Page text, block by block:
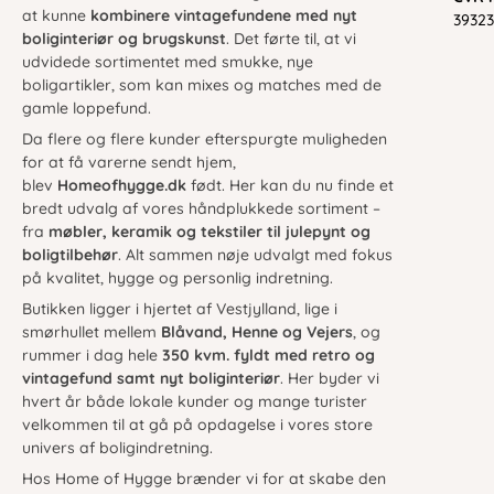
at kunne kombinere vintagefundene med nyt
boliginteriør og brugskunst. Det førte til, at vi
udvidede sortimentet med smukke, nye
boligartikler, som kan mixes og matches med de
gamle loppefund.
Da flere og flere kunder efterspurgte muligheden
for at få varerne sendt hjem,
blev Homeofhygge.dk født. Her kan du nu finde et
bredt udvalg af vores håndplukkede sortiment –
fra møbler, keramik og tekstiler til julepynt og
boligtilbehør. Alt sammen nøje udvalgt med fokus
på kvalitet, hygge og personlig indretning.
Butikken ligger i hjertet af Vestjylland, lige i
smørhullet mellem Blåvand, Henne og Vejers, og
rummer i dag hele 350 kvm. fyldt med retro og
vintagefund samt nyt boliginteriør. Her byder vi
hvert år både lokale kunder og mange turister
velkommen til at gå på opdagelse i vores store
univers af boligindretning.
Hos Home of Hygge brænder vi for at skabe den